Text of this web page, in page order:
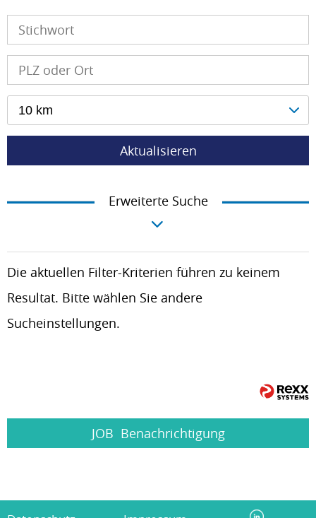
10 km
Aktualisieren
Erweiterte Suche
Die aktuellen Filter-Kriterien führen zu keinem
Resultat. Bitte wählen Sie andere
Sucheinstellungen.
JOB Benachrichtigung